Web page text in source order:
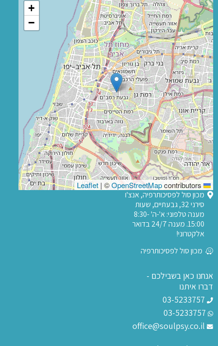
+
−
| ©OpenStreetMapcontributors
מכון סול לפסיכותרפיה, אנצ'ו
סירני 32, גבעתיים, שעות
מענה טלפוני: א'-ה' 8:30-
15:00. מענה 24/7 בדואר
אלקטרוני!
מכון סול לפסיכותרפיה
אנחנו כאן בשבילכם -
דברו איתנו